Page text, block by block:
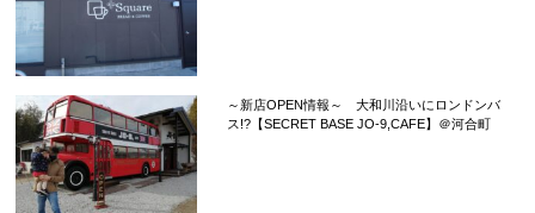
～新店OPEN情報～ 大和川沿いにロンドンバ
ス!?【SECRET BASE JO-9,CAFE】＠河合町